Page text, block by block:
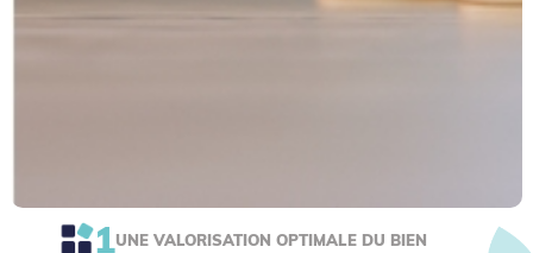
1UNE VALORISATION OPTIMALE DU BIEN